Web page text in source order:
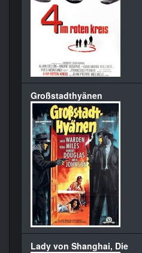
Großstadthyänen
Lady von Shanghai, Die